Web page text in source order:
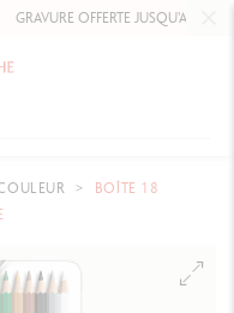
GRAVURE OFFERTE JUSQU'AU10 MAI
BOÎTE 18